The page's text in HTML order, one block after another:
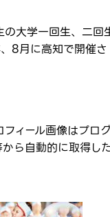
の大学一回生、二回
8月に高知で開催さ
ィール画像はプロ
ら自動的に取得し